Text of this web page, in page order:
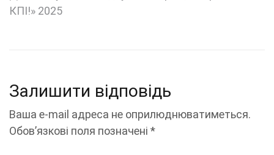
записів
КПІ!» 2025
Залишити відповідь
Ваша e-mail адреса не оприлюднюватиметься.
Обов’язкові поля позначені *